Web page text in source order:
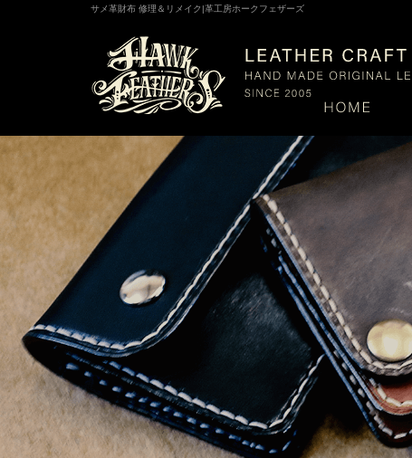
サメ革財布 修理＆リメイク|革工房ホークフェザーズ